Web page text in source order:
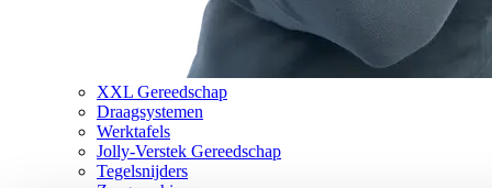
XXL Gereedschap
Draagsystemen
Werktafels
Jolly-Verstek Gereedschap
Tegelsnijders